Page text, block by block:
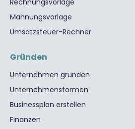
Rechnungsvorlage
Mahnungsvorlage
Umsatzsteuer-Rechner
Gründen
Unternehmen gründen
Unternehmensformen
Businessplan erstellen
Finanzen